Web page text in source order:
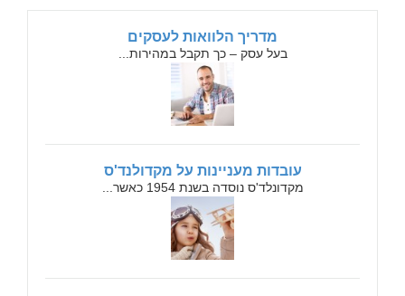
מדריך הלוואות לעסקים
בעל עסק – כך תקבל במהירות...
עובדות מעניינות על מקדולנד'ס
מקדונלד'ס נוסדה בשנת 1954 כאשר...